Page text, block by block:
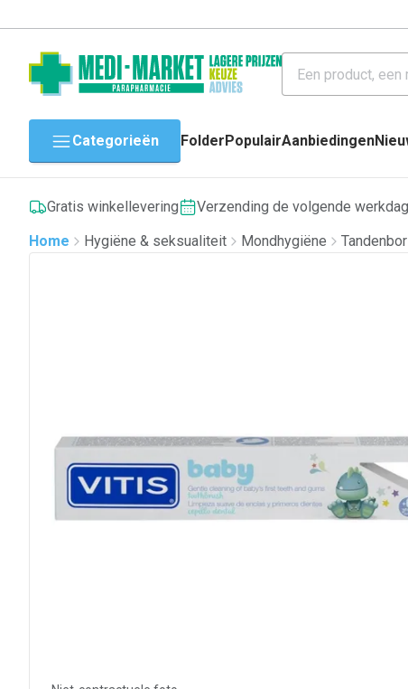
Categorieën FolderPopulairAanbiedingen
Gratis winkellevering Verzending de volgende werkdag
Home
Hygiëne & seksualiteit Mondhygiëne